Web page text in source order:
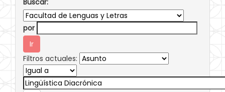
Buscar:
por
Filtros actuales: